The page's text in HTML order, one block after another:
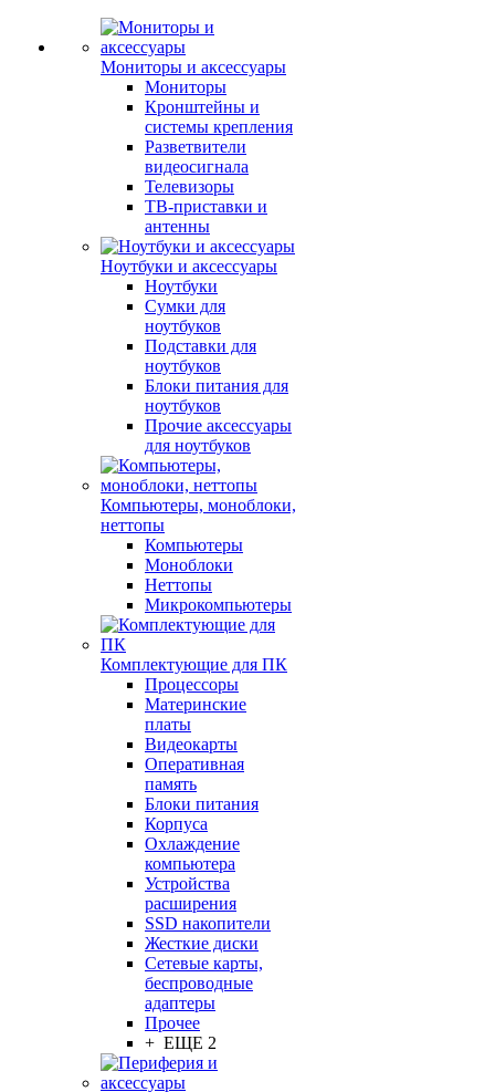
Мониторы и аксессуары
Мониторы
Кронштейны и
системы крепления
Разветвители
видеосигнала
Телевизоры
ТВ-приставки и
антенны
Ноутбуки и аксессуары
Ноутбуки
Сумки для
ноутбуков
Подставки для
ноутбуков
Блоки питания для
ноутбуков
Прочие аксессуары
для ноутбуков
Компьютеры, моноблоки,
неттопы
Компьютеры
Моноблоки
Неттопы
Микрокомпьютеры
Комплектующие для ПК
Процессоры
Материнские
платы
Видеокарты
Оперативная
память
Блоки питания
Корпуса
Охлаждение
компьютера
Устройства
расширения
SSD накопители
Жесткие диски
Сетевые карты,
беспроводные
адаптеры
Прочее
+ ЕЩЕ 2